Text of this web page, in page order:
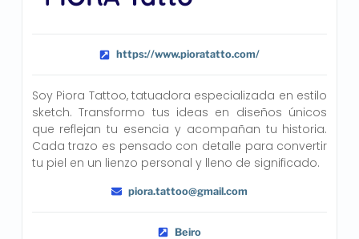
https://www.pioratatto.com/
Soy Piora Tattoo, tatuadora especializada en estilo
sketch. Transformo tus ideas en diseños únicos
que reflejan tu esencia y acompañan tu historia.
Cada trazo es pensado con detalle para convertir
tu piel en un lienzo personal y lleno de significado.
piora.tattoo@gmail.com
Beiro